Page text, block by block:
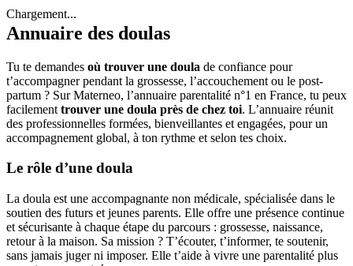
Chargement...
Annuaire des doulas
Tu te demandes où trouver une doula de confiance pour
t’accompagner pendant la grossesse, l’accouchement ou le post-
partum ? Sur Materneo, l’annuaire parentalité n°1 en France, tu peux
facilement trouver une doula près de chez toi. L’annuaire réunit
des professionnelles formées, bienveillantes et engagées, pour un
accompagnement global, à ton rythme et selon tes choix.
Le rôle d’une doula
La doula est une accompagnante non médicale, spécialisée dans le
soutien des futurs et jeunes parents. Elle offre une présence continue
et sécurisante à chaque étape du parcours : grossesse, naissance,
retour à la maison. Sa mission ? T’écouter, t’informer, te soutenir,
sans jamais juger ni imposer. Elle t’aide à vivre une parentalité plus